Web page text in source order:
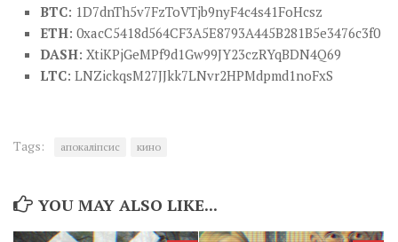
BTC: 1D7dnTh5v7FzToVTjb9nyF4c4s41FoHcsz
ETH: 0xacC5418d564CF3A5E8793A445B281B5e3476c3f0
DASH: XtiKPjGeMPf9d1Gw99JY23czRYqBDN4Q69
LTC: LNZickqsM27JJkk7LNvr2HPMdpmd1noFxS
Tags: апокаліпсис кино
YOU MAY ALSO LIKE...